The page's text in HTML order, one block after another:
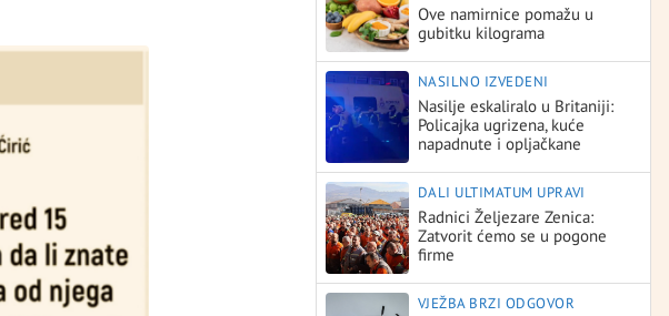
Ove namirnice pomažu u
gubitku kilograma
NASILNO IZVEDENI
Nasilje eskaliralo u Britaniji:
Policajka ugrizena, kuće
napadnute i opljačkane
DALI ULTIMATUM UPRAVI
Radnici Željezare Zenica:
Zatvorit ćemo se u pogone
firme
VJEŽBA BRZI ODGOVOR